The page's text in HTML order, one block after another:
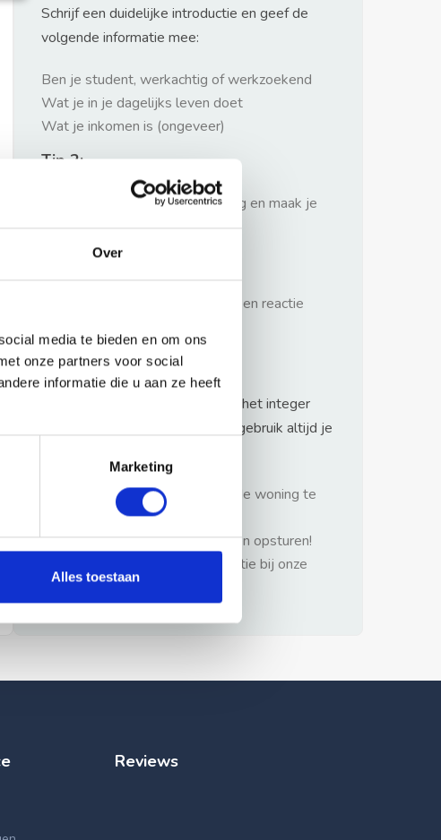
Over
media te bieden en om ons
onze partners voor social
informatie die u aan ze heeft
Marketing
Alles toestaan
Schrijf een duidelijke introductie en geef de
volgende informatie mee:
Ben je student, werkachtig of werkzoekend
Wat je in je dagelijks leven doet
Wat je inkomen is (ongeveer)
Tip 2:
Wees beleefd, niet te langdradig en maak je
verhaal kort
Wacht niet met reageren. Snel een reactie
Waarschuwing
Huurflits hecht veel waarde aan het integer
handelen van verhuurders maar gebruik altijd je
1: Nooit vooraf betalen zonder de woning te
hebben gezien.
2: Geen persoonlijke documenten opsturen!
3: Meld bij misbruik de advertentie bij onze
klantenservice.
Reviews